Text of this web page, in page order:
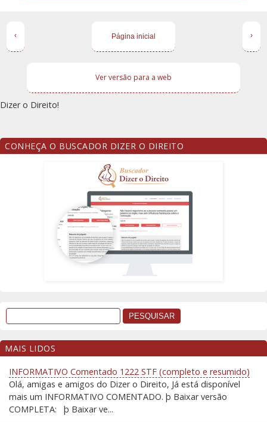
‹ ›
Página inicial
Ver versão para a web
Dizer o Direito!
CONHEÇA O BUSCADOR DIZER O DIREITO
MAIS LIDOS
INFORMATIVO Comentado 1222 STF (completo e resumido)
Olá, amigas e amigos do Dizer o Direito, Já está disponível
mais um INFORMATIVO COMENTADO. þ Baixar versão
COMPLETA: þ Baixar ve...